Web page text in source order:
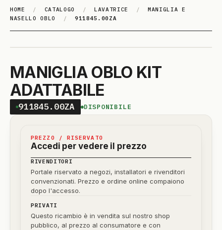
HOME / CATALOGO / LAVATRICE /
MANIGLIA E
NASELLO OBLO
/ 911845.00ZA
MANIGLIA OBLO KIT
ADATTABILE
911845.00ZA DISPONIBILE
PREZZO / RISERVATO
Accedi per vedere il prezzo
RIVENDITORI
Portale riservato a negozi, installatori e rivenditori
convenzionati. Prezzo e ordine online compaiono
dopo l'accesso.
PRIVATI
Questo ricambio è in vendita sul nostro shop
pubblico, al prezzo al consumatore e con